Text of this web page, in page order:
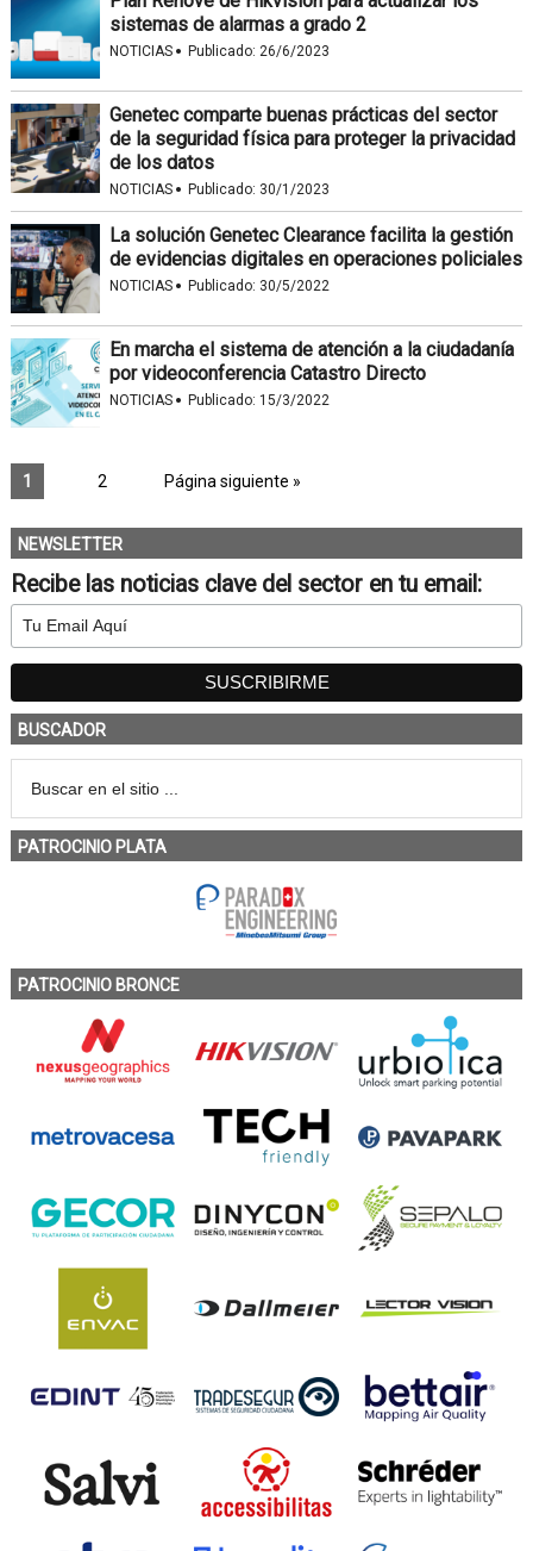
sistemas de alarmas a grado 2
NOTICIAS · Publicado: 26/6/2023
Genetec comparte buenas prácticas del sector
de la seguridad física para proteger la privacidad
de los datos
NOTICIAS · Publicado: 30/1/2023
La solución Genetec Clearance facilita la gestión
de evidencias digitales en operaciones policiales
NOTICIAS · Publicado: 30/5/2022
En marcha el sistema de atención a la ciudadanía
por videoconferencia Catastro Directo
NOTICIAS · Publicado: 15/3/2022
1 2 Página siguiente »
NEWSLETTER
Recibe las noticias clave del sector en tu email:
BUSCADOR
PATROCINIO PLATA
PATROCINIO BRONCE